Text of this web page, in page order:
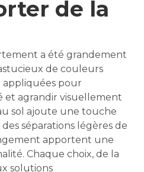
de la
a été grandement
de couleurs
appliquées pour
et agrandir visuellement
sol ajoute une touche
séparations légères de
apportent une
Chaque choix, de la
solutions